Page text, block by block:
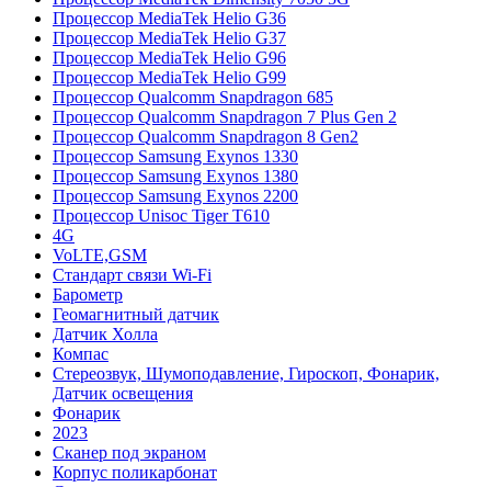
Процессор MediaTek Helio G36
Процессор MediaTek Helio G37
Процессор MediaTek Helio G96
Процессор MediaTek Helio G99
Процессор Qualcomm Snapdragon 685
Процессор Qualcomm Snapdragon 7 Plus Gen 2
Процессор Qualcomm Snapdragon 8 Gen2
Процессор Samsung Exynos 1330
Процессор Samsung Exynos 1380
Процессор Samsung Exynos 2200
Процессор Unisoc Tiger T610
4G
VoLTE,GSM
Cтандарт связи Wi-Fi
Барометр
Геомагнитный датчик
Датчик Холла
Компас
Стереозвук, Шумоподавление, Гироскоп, Фонарик,
Датчик освещения
Фонарик
2023
Сканер под экраном
Корпус поликарбонат